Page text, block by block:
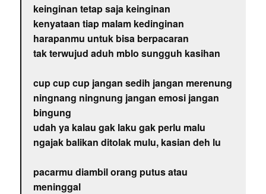
keinginan tetap saja keinginan
kenyataan tiap malam kedinginan
harapanmu untuk bisa berpacaran
tak terwujud aduh mblo sungguh kasihan
cup cup cup jangan sedih jangan merenung
ningnang ningnung jangan emosi jangan
bingung
udah ya kalau gak laku gak perlu malu
ngajak balikan ditolak mulu, kasian deh lu
pacarmu diambil orang putus atau
meninggal